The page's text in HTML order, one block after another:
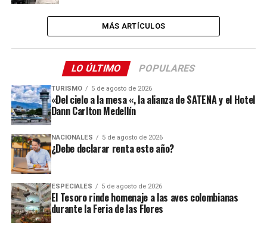
MÁS ARTÍCULOS
LO ÚLTIMO POPULARES
TURISMO 5 de agosto de 2026
«Del cielo a la mesa «, la alianza de SATENA y el Hotel
Dann Carlton Medellín
NACIONALES 5 de agosto de 2026
¿Debe declarar renta este año?
ESPECIALES 5 de agosto de 2026
El Tesoro rinde homenaje a las aves colombianas
durante la Feria de las Flores